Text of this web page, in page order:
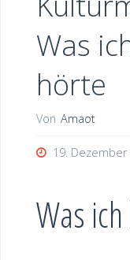
Was
hörte
Von Amaot
19. Dezember
Was